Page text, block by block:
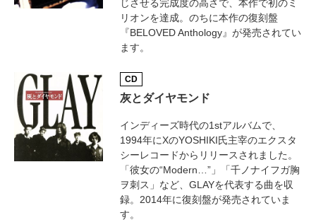
じさせる完成度の高さで、本作で初のミ
リオンを達成。のちに本作の復刻盤
『BELOVED Anthology』が発売されてい
ます。
CD
灰とダイヤモンド
インディーズ時代の1stアルバムで、
1994年にXのYOSHIKI氏主宰のエクスタ
シーレコードからリリースされました。
「彼女の“Modern…”」「千ノナイフガ胸
ヲ刺ス」など、GLAYを代表する曲を収
録。2014年に復刻盤が発売されていま
す。